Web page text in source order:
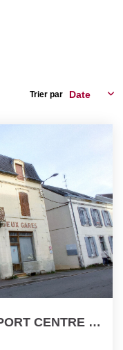
Trier par
VENTE IMMEUBLE DE RAPPORT CENTRE VILLE MONTLUCON